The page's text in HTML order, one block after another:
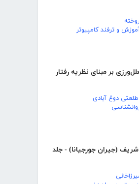
و ترفند کامپیوتر
بر مبنای نظریه رفتار
دوغ آبادی
شریف (جیران جورجیانا) - جلد